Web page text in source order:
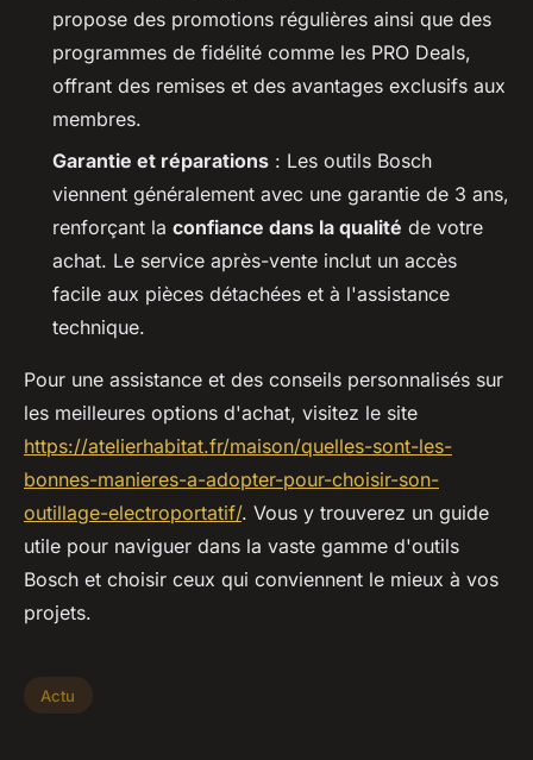
propose des promotions régulières ainsi que des
programmes de fidélité comme les PRO Deals,
offrant des remises et des avantages exclusifs aux
membres.
Garantie et réparations : Les outils Bosch
viennent généralement avec une garantie de 3 ans,
renforçant la confiance dans la qualité de votre
achat. Le service après-vente inclut un accès
facile aux pièces détachées et à l'assistance
technique.
Pour une assistance et des conseils personnalisés sur
les meilleures options d'achat, visitez le site
https://atelierhabitat.fr/maison/quelles-sont-les-
bonnes-manieres-a-adopter-pour-choisir-son-
outillage-electroportatif/. Vous y trouverez un guide
utile pour naviguer dans la vaste gamme d'outils
Bosch et choisir ceux qui conviennent le mieux à vos
projets.
Actu